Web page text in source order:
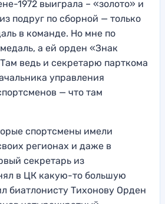
1972 выиграла – «золото» и
подруг по сборной — только
в команде. Но мне по
а ей орден «Знак
Там ведь и секретарю парткома
управления
в — что там
спортсмены имели
регионах и даже в
секретарь из
в ЦК какую-то большую
биатлонисту Тихонову Орден